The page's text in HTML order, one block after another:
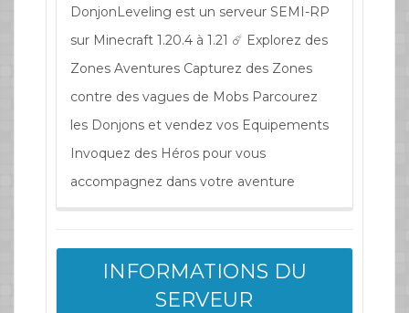
DonjonLeveling est un serveur SEMI-RP
sur Minecraft 1.20.4 à 1.21 ☄️ Explorez des
Zones Aventures Capturez des Zones
contre des vagues de Mobs Parcourez
les Donjons et vendez vos Equipements
Invoquez des Héros pour vous
accompagnez dans votre aventure
INFORMATIONS DU
SERVEUR